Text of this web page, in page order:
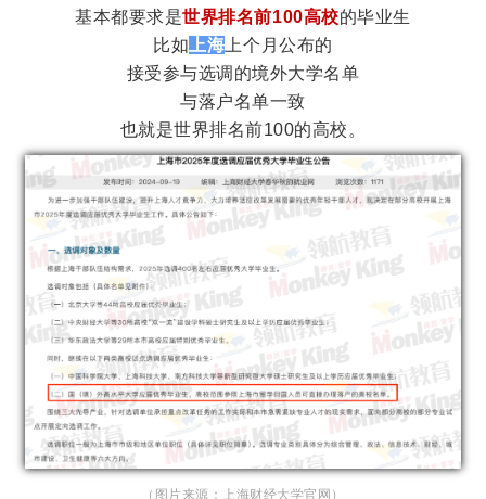
基本都要求是世界排名前100高校的毕业生
比如 上海 上个月公布的
接受参与选调的境外大学名单
与落户名单一致
也就是世界排名前100的高校。
（图片来源：上海财经大学官网）